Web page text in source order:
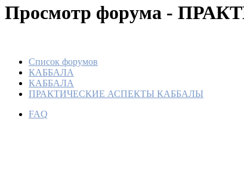
Просмотр форума -
Список форумов
КАББАЛА
КАББАЛА
ПРАКТИЧЕСКИЕ АСПЕКТЫ КАББАЛЫ
FAQ